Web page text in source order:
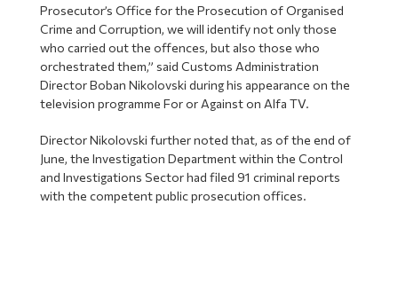
Prosecutor’s Office for the Prosecution of Organised
Crime and Corruption, we will identify not only those
who carried out the offences, but also those who
orchestrated them,” said Customs Administration
Director Boban Nikolovski during his appearance on the
television programme For or Against on Alfa TV.
Director Nikolovski further noted that, as of the end of
June, the Investigation Department within the Control
and Investigations Sector had filed 91 criminal reports
with the competent public prosecution offices.